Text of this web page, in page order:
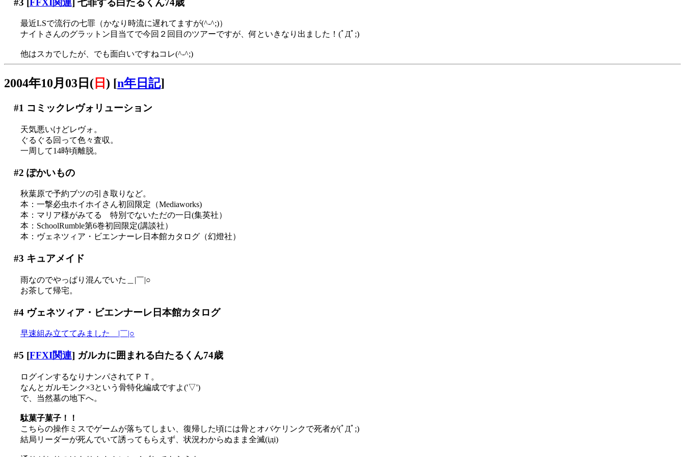
最近LSで流行の七罪（かなり時流に遅れてますが(^-^;)）
ナイトさんのグラットン目当てで今回２回目のツアーですが、何といきなり出ました！(ﾟДﾟ;)
他はスカでしたが、でも面白いですねコレ(^-^;)
2004年10月03日( 日 ) [n年日記]
#1 コミックレヴォリューション
天気悪いけどレヴォ。
ぐるぐる回って色々査収。
一周して14時頃離脱。
#2 ぽかいもの
秋葉原で予約ブツの引き取りなど。
本：一撃必虫ホイホイさん初回限定（Mediaworks)
本：マリア様がみてる 特別でないただの一日(集英社）
本：SchoolRumble第6巻初回限定(講談社）
本：ヴェネツィア・ビエンナーレ日本館カタログ（幻燈社）
#3 キュアメイド
雨なのでやっぱり混んでいた＿|￣|○
お茶して帰宅。
#4ヴェネツィア・ビエンナーレ日本館カタログ
早速組み立ててみました＿|￣|○
#5 [FFXI関連] ガルカに囲まれる白たるくん74歳
ログインするなりナンパされてＰＴ。
なんとガルモンク×3という骨特化編成ですよ('▽')
で、当然墓の地下へ。
駄菓子菓子！！
こちらの操作ミスでゲームが落ちてしまい、復帰した頃には骨とオバケリンクで死者が(ﾟДﾟ;)
結局リーダーが死んでいて誘ってもらえず、状況わからぬまま全滅(iдi)